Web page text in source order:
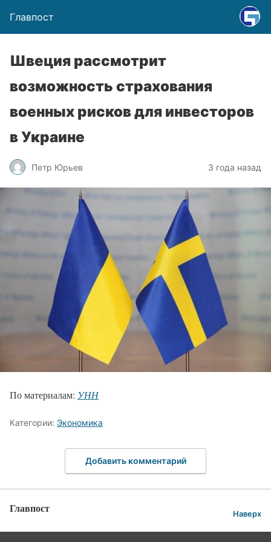
Главпост
Швеция рассмотрит
возможность страхования
военных рисков для инвесторов
в Украине
Петр Юрьев 3 года назад
По материалам: УНН
Категории: Экономика
Добавить комментарий
Главпост Наверх